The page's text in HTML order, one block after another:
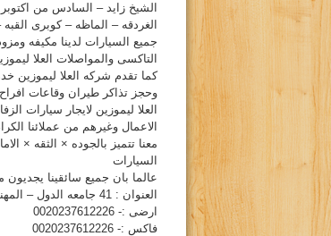
الشيخ زايد – السادس من
الغردقه – الماظه – كوبرى
جميع السيارات لدينا مكيفه
التاكسى والمواصلات العلا
كما تقدم شركه العلا ليموزين
وحجز تذاكر طيران وقاعات افراح
العلا ليموزين لايجار سيارات
الاعمال وغيرهم من عملائنا
معنا تتميز بالجوده × الثقه ×
السيارات
عالما بان جميع سائقينا
العنوان : 41 جامعه الدول – المهندسين – القاهره
ارضى :- 0020237612226
فاكس :- 0020237612226